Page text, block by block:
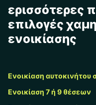
ερισσότερες
επιλογές
ενοικίασης
Ενοικίαση αυτοκινήτου
Ενοικίαση 7 ή 9 θέσεων